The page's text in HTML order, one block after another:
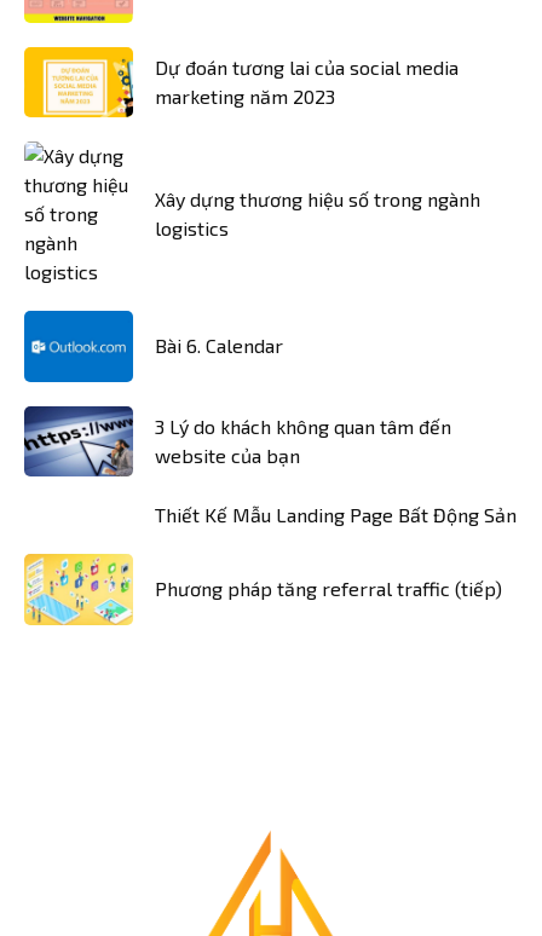
Dự đoán tương lai của social media
marketing năm 2023
Xây dựng thương hiệu số trong ngành
logistics
Bài 6. Calendar
3 Lý do khách không quan tâm đến
website của bạn
Thiết Kế Mẫu Landing Page Bất Động Sản
Phương pháp tăng referral traffic (tiếp)